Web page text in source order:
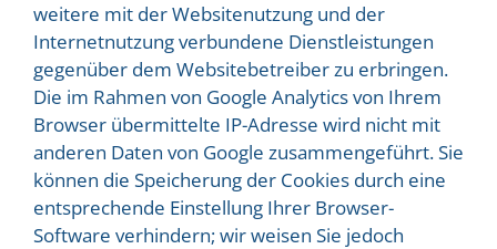
weitere mit der Websitenutzung und der
Internetnutzung verbundene Dienstleistungen
gegenüber dem Websitebetreiber zu erbringen.
Die im Rahmen von Google Analytics von Ihrem
Browser übermittelte IP-Adresse wird nicht mit
anderen Daten von Google zusammengeführt. Sie
können die Speicherung der Cookies durch eine
entsprechende Einstellung Ihrer Browser-
Software verhindern; wir weisen Sie jedoch